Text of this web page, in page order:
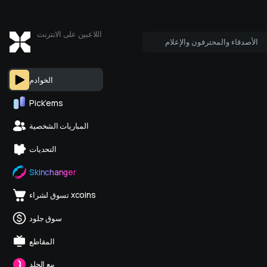
اللاعبين على الانترنت
الأصدقاء والمحترفون والإعلام
الخوادم
Pick’ems
المباريات الشخصية
التحديات
Skinchanger
تسوق لشراء xcoins
سوق جلود
المقاطع
بيع الجلد